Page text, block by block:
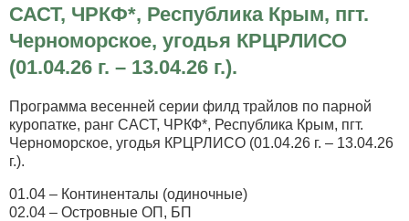
охотничьему
многоборью,
посвящённый
Великой
Войне.
САСТ, ЧРКФ*, Республика Крым, пгт.
Черноморское, угодья КРЦРЛИСО
(01.04.26 г. – 13.04.26 г.).
Программа весенней серии филд трайлов по парной
куропатке, ранг САСТ, ЧРКФ*, Республика Крым, пгт.
Черноморское, угодья КРЦРЛИСО (01.04.26 г. – 13.04.26
г.).
01.04 – Континенталы (одиночные)
02.04 – Островные ОП, БП